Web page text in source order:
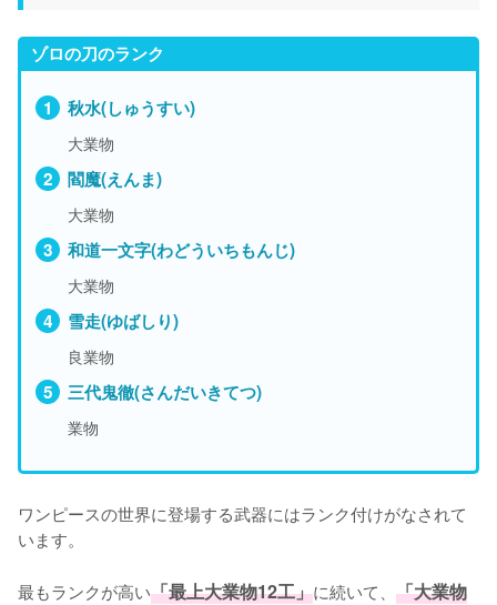
ゾロの刀のランク
秋水(しゅうすい)
大業物
閻魔(えんま)
大業物
和道一文字(わどういちもんじ)
大業物
雪走(ゆばしり)
良業物
三代鬼徹(さんだいきてつ)
業物
ワンピースの世界に登場する武器にはランク付けがなされて
います。
最もランクが高い「最上大業物12工」に続いて、 「大業物